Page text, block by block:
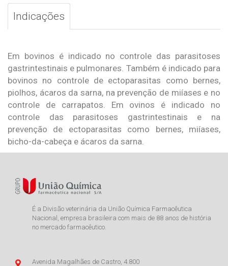
Indicações
Em bovinos é indicado no controle das parasitoses
gastrintestinais e pulmonares. Também é indicado para
bovinos no controle de ectoparasitas como bernes,
piolhos, ácaros da sarna, na prevenção de miíases e no
controle de carrapatos. Em ovinos é indicado no
controle das parasitoses gastrintestinais e na
prevenção de ectoparasitas como bernes, miíases,
bicho-da-cabeça e ácaros da sarna.
É a Divisão veterinária da União Química Farmacêutica
Nacional, empresa brasileira com mais de 88 anos de história
no mercado farmacêutico.
Avenida Magalhães de Castro, 4.800